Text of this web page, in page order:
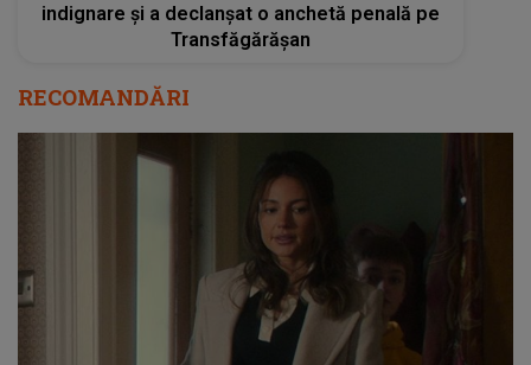
indignare și a declanșat o anchetă penală pe
Transfăgărășan
RECOMANDĂRI